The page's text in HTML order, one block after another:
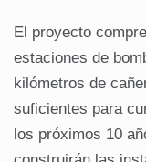
El proyecto
estaciones de
kilómetros de
suficientes para
los próximos 10